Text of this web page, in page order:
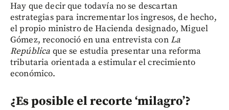
Hay que decir que todavía no se descartan
estrategias para incrementar los ingresos, de hecho,
el propio ministro de Hacienda designado, Miguel
Gómez, reconoció en una entrevista conLa
República que se estudia presentar una reforma
tributaria orientada a estimular el crecimiento
económico.
¿Es posible el recorte ‘milagro’?